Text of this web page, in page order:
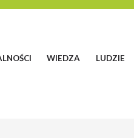
WIEDZA LUDZIE